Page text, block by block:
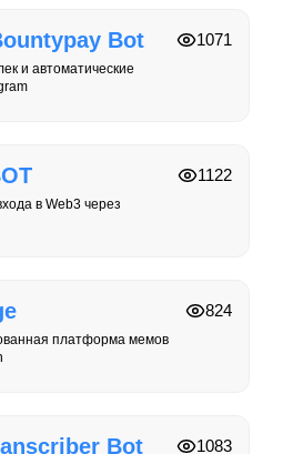
Bot
и автоматические
1071
в Web3 через
1122
платформа мемов
824
Bot 1083